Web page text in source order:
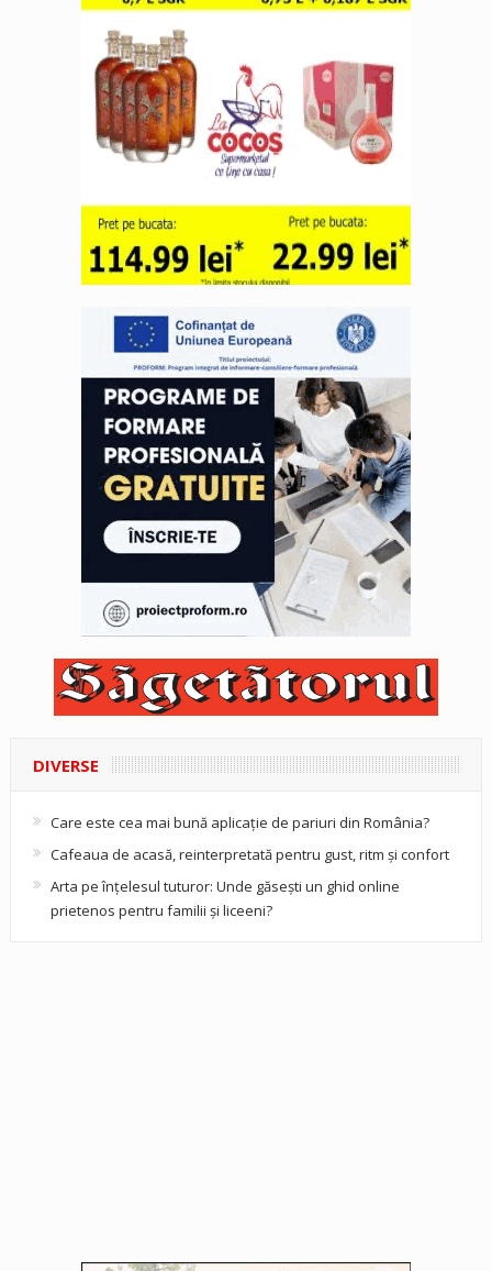
DIVERSE
Care este cea mai bună aplicație de pariuri din România?
Cafeaua de acasă, reinterpretată pentru gust, ritm și confort
Arta pe înțelesul tuturor: Unde găsești un ghid online
prietenos pentru familii și liceeni?